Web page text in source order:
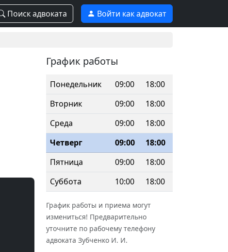
Поиск адвоката Войти как адвокат
График работы
Понедельник 09:00
18:00
Вторник
09:00
18:00
Среда
09:00
18:00
Четверг
09:00
18:00
Пятница
09:00
18:00
Суббота
10:00 18:00
График работы и приема могут
измениться! Предварительно
уточните по рабочему телефону
адвоката Зубченко И. И.